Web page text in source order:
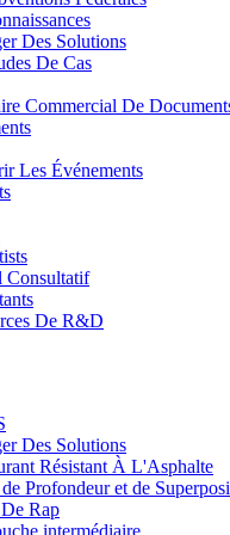
Des Solutions
De Cas
Commercial De
Les Événements
Consultatif
De R&D
Des Solutions
Résistant À L'Asphalte
Profondeur et de
Rap
intermédiaire